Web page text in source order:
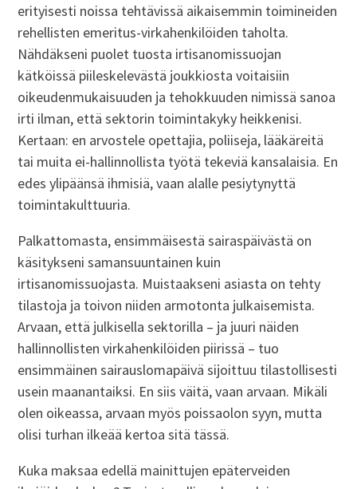
erityisesti noissa tehtävissä aikaisemmin toimineiden
rehellisten emeritus-virkahenkilöiden taholta.
Nähdäkseni puolet tuosta irtisanomissuojan
kätköissä piileskelevästä joukkiosta voitaisiin
oikeudenmukaisuuden ja tehokkuuden nimissä sanoa
irti ilman, että sektorin toimintakyky heikkenisi.
Kertaan: en arvostele opettajia, poliiseja, lääkäreitä
tai muita ei-hallinnollista työtä tekeviä kansalaisia. En
edes ylipäänsä ihmisiä, vaan alalle pesiytynyttä
toimintakulttuuria.
Palkattomasta, ensimmäisestä sairaspäivästä on
käsitykseni samansuuntainen kuin
irtisanomissuojasta. Muistaakseni asiasta on tehty
tilastoja ja toivon niiden armotonta julkaisemista.
Arvaan, että julkisella sektorilla – ja juuri näiden
hallinnollisten virkahenkilöiden piirissä – tuo
ensimmäinen sairauslomapäivä sijoittuu tilastollisesti
usein maanantaiksi. En siis väitä, vaan arvaan. Mikäli
olen oikeassa, arvaan myös poissaolon syyn, mutta
olisi turhan ilkeää kertoa sitä tässä.
Kuka maksaa edellä mainittujen epäterveiden